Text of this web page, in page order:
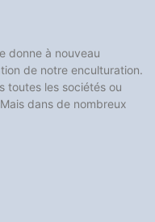
donne à nouveau
de notre enculturation.
toutes les sociétés ou
dans de nombreux